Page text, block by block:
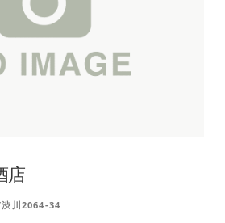
店
川2064-34